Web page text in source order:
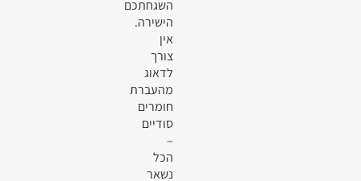
השגחתכם
הישירה.
אין
צורך
לדאוג
מהעברת
חומרים
סודיים
–
הכל
נשאר